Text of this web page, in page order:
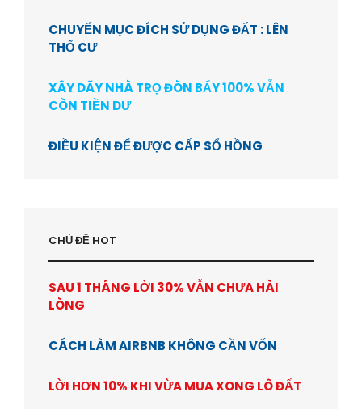
CHUYỂN MỤC ĐÍCH SỬ DỤNG ĐẤT : LÊN
THỔ CƯ
XÂY DÃY NHÀ TRỌ ĐÒN BẨY 100% VẪN
CÒN TIỀN DƯ
ĐIỀU KIỆN ĐỂ ĐƯỢC CẤP SỔ HỒNG
CHỦ ĐỂ HOT
SAU 1 THÁNG LỜI 30% VẪN CHƯA HÀI
LÒNG
CÁCH LÀM AIRBNB KHÔNG CẦN VỐN
LỜI HƠN 10% KHI VỪA MUA XONG LÔ ĐẤT